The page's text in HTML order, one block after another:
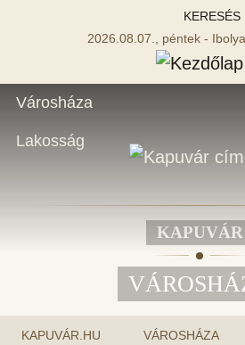
KERESÉS
2026.08.07., péntek -
Városháza
Lakosság
KAPUVÁR
KAPUVÁR.HU
VÁROSHÁZA